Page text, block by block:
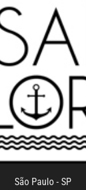
São Paulo - SP